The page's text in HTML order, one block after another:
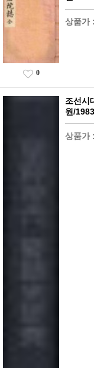
상품가 :
0
조선시
원/
상품가 :